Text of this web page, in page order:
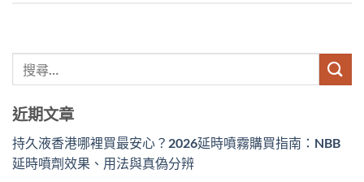
近期文章
持久液香港哪裡買最安心？2026延時噴霧購買指南：NBB
延時噴劑效果、用法與真偽分辨